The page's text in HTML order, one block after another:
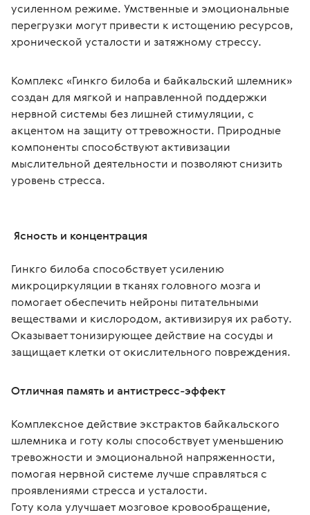
усиленном режиме. Умственные и эмоциональные
перегрузки могут привести к истощению ресурсов,
хронической усталости и затяжному стрессу.
Комплекс «Гинкго билоба и байкальский шлемник»
создан для мягкой и направленной поддержки
нервной системы без лишней стимуляции, с
акцентом на защиту от тревожности. Природные
компоненты способствуют активизации
мыслительной деятельности и позволяют снизить
уровень стресса.
Ясность и концентрация
Гинкго билоба способствует усилению
микроциркуляции в тканях головного мозга и
помогает обеспечить нейроны питательными
веществами и кислородом, активизируя их работу.
Оказывает тонизирующее действие на сосуды и
защищает клетки от окислительного повреждения.
Отличная память и антистресс-эффект
Комплексное действие экстрактов байкальского
шлемника и готу колы способствует уменьшению
тревожности и эмоциональной напряженности,
помогая нервной системе лучше справляться с
проявлениями стресса и усталости.
Готу кола улучшает мозговое кровообращение,